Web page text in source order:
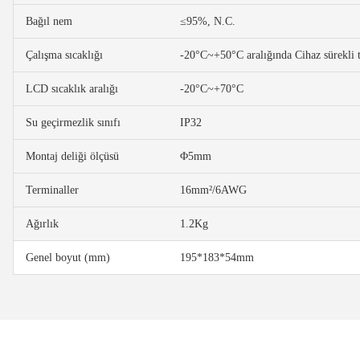
Bağıl nem ≤95%, N.C.
Çalışma sıcaklığı -20°C~+50°C aralığında Cihaz
LCD sıcaklık aralığı -20°C~+70°C
Su geçirmezlik sınıfı IP32
Montaj deliği ölçüsü Φ5mm
Terminaller 16mm²/6AWG
Ağırlık 1.2Kg
Genel boyut (mm) 195*183*54mm